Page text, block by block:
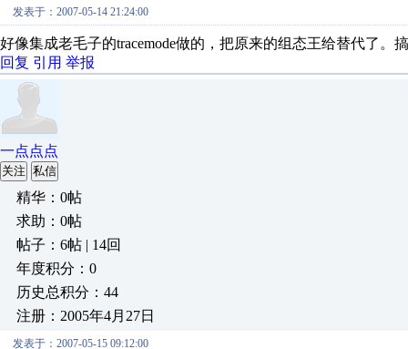
发表于：2007-05-14 21:24:00
好像集成老毛子的tracemode做的，把原来的组态王给替代了
回复 引用 举报
一点点点
关注 私信
精华：0帖
求助：0帖
帖子：6帖 | 14回
年度积分：0
历史总积分：44
注册：2005年4月27日
发表于：2007-05-15 09:12:00